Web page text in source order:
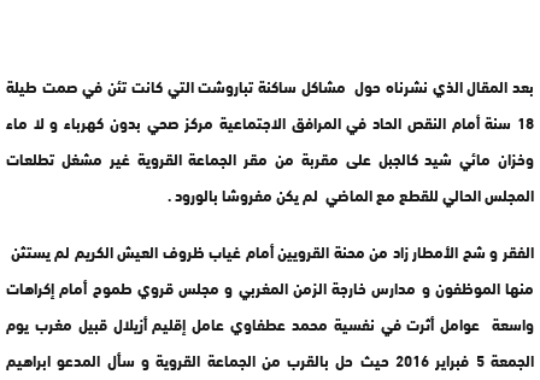
بعد المقال الذي نشرناه حول مشاكل ساكنة تباروشت التي كانت تئن في صمت طيلة
18 سنة أمام النقص الحاد في المرافق الاجتماعية مركز صحي بدون كهرباء و لا ماء
وخزان مائي شيد كالجبل على مقربة من مقر الجماعة القروية غير مشغل تطلعات
المجلس الحالي للقطع مع الماضي لم يكن مفروشا بالورود .
الفقر و شح الأمطار زاد من محنة القرويين أمام غياب ظروف العيش الكريم لم يستثن
منها الموظفون و مدارس خارجة الزمن المغربي و مجلس قروي طموح أمام إكراهات
واسعة عوامل أثرت في نفسية محمد عطفاوي عامل إقليم أزيلال قبيل مغرب يوم
الجمعة 5 فبراير 2016 حيث حل بالقرب من الجماعة القروية و سأل المدعو ابراهيم